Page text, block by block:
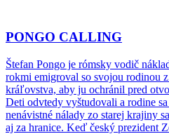
PONGO CALLING
Štefan Pongo je rómsky vodič
rokmi emigroval so svojou rodinou
kráľovstva, aby ju ochránil pred
Deti odvtedy vyštudovali a rodine
nenávistné nálady zo starej krajiny
aj za hranice. Keď český prezident